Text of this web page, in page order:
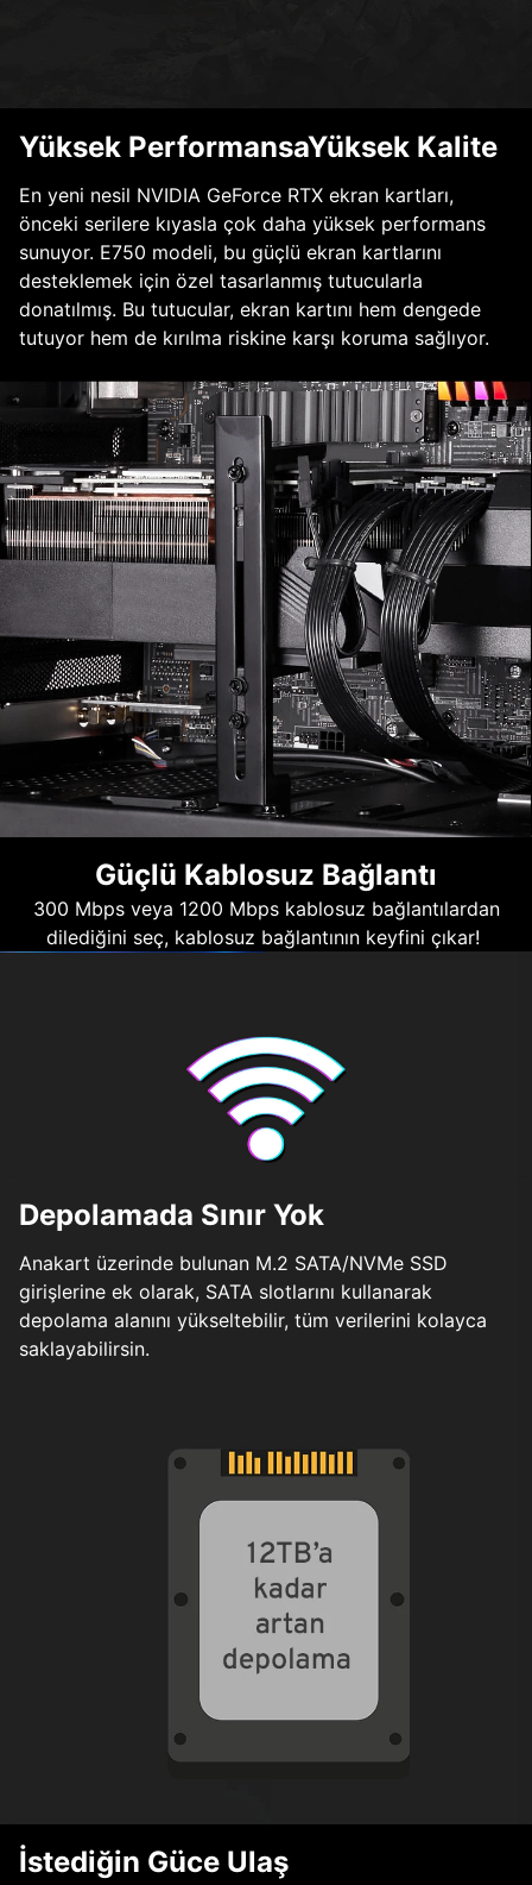
Yüksek PerformansaYüksek Kalite
En yeni nesil NVIDIA GeForce RTX ekran kartları,
önceki serilere kıyasla çok daha yüksek performans
sunuyor. E750 modeli, bu güçlü ekran kartlarını
desteklemek için özel tasarlanmış tutucularla
donatılmış. Bu tutucular, ekran kartını hem dengede
tutuyor hem de kırılma riskine karşı koruma sağlıyor.
Güçlü Kablosuz Bağlantı
300 Mbps veya 1200 Mbps kablosuz bağlantılardan
dilediğini seç, kablosuz bağlantının keyfini çıkar!
Depolamada Sınır Yok
Anakart üzerinde bulunan M.2 SATA/NVMe SSD
girişlerine ek olarak, SATA slotlarını kullanarak
depolama alanını yükseltebilir, tüm verilerini kolayca
saklayabilirsin.
İstediğin Güce Ulaş